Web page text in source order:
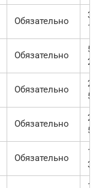
Обязательно
Обязательно
Обязательно
500
Обязательно
500
Обязательно
300